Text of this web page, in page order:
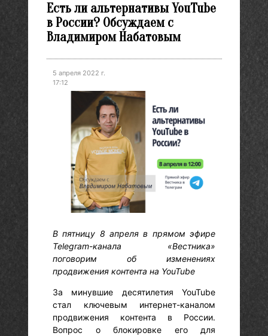
Есть ли альтернативы YouTube
в России? Обсуждаем с
Владимиром Набатовым
5 апреля 2022 г.
17:12
В пятницу 8 апреля в прямом эфире
Telegram-канала «Вестника»
поговорим об изменениях
продвижения контента на YouTube
За минувшие десятилетия YouTube
стал ключевым интернет-каналом
продвижения контента в России.
Вопрос о блокировке его для